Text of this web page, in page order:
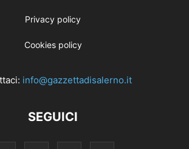
Privacy policy
Cookies policy
info@gazzettadisalerno.it
SEGUICI